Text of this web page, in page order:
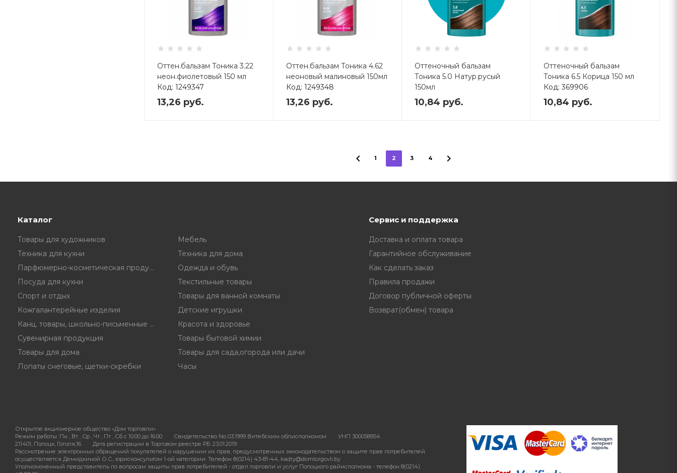
Оттен.бальзам Тоника 3.22
неон.фиолетовый 150 мл
Код: 1249347
13,26 руб.
Оттен.бальзам Тоника 4.62
неоновый малиновый 150мл
Код: 1249348
13,26 руб.
Оттеночный бальзам
Тоника 5.0 Натур.русый
150мл
Код: 573773
10,84 руб.
Оттеночный бальзам
Тоника 6.5 Корица 150 мл
Код: 369906
10,84 руб.
1 2 3 4
Каталог
Товары для художников
Мебель
Техника для кухни
Техника для дома
Парфюмерно-косметическая продукция
Одежда и обувь
Посуда для кухни
Текстильные товары
Спорт и отдых
Товары для ванной комнаты
Кожгалантерейные изделия
Детские игрушки
Канц. товары, школьно-письменные принадл.
Красота и здоровье
Сувенирная продукция
Товары бытовой химии
Товары для дома
Товары для сада,огорода или дачи
Лопаты снеговые, щетки-скребки
Часы
Сервис и поддержка
Доставка и оплата товара
Гарантийное обслуживание
Как сделать заказ
Правила продажи
Договор публичной оферты
Возврат(обмен) товара
Открытое акционерное общество «Дом торговли»
Режим работы: Пн , Вт , Ср , Чт , Пт , Сб c 10:00 до 16:00 Свидетельство No 03.1999 Витебским облисполкомом
УНП 300058954
211401, Полоцк, Гоголя,16
Дата регистрации в Торговом реестре РБ: 23.01.2019
Рассмотрение электронных обращений покупателей о нарушении их прав, предусмотренных законодательством о защите прав потребителей
осуществляется Демидкиной О.С., юрисконсультом 1-ой категории. Телефон 8(0214) 43-81-44, kadry@domtorgovli.by
Уполномоченный представитель по вопросам защиты прав потребителей - отдел торговли и услуг Полоцкого райисполкома - телефон 8(0214)